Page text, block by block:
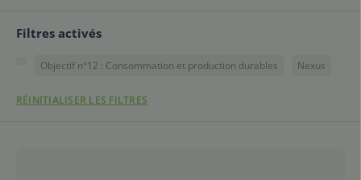
Filtres activés
Objectif n°12 : Consommation et production durables Nexus
RÉINITIALISER LES FILTRES